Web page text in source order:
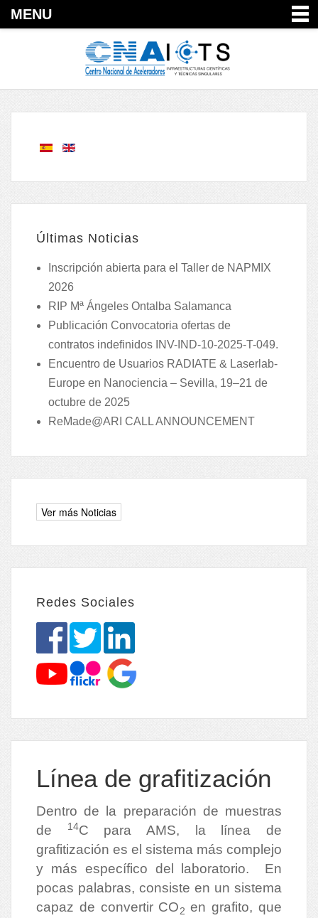
MENU
Últimas Noticias
Inscripción abierta para el Taller de NAPMIX
2026
RIP Mª Ángeles Ontalba Salamanca
Publicación Convocatoria ofertas de
contratos indefinidos INV-IND-10-2025-T-049.
Encuentro de Usuarios RADIATE & Laserlab-
Europe en Nanociencia – Sevilla, 19–21 de
octubre de 2025
ReMade@ARI CALL ANNOUNCEMENT
Redes Sociales
Línea de grafitización
Dentro de la preparación de muestras
de
14C para AMS, la línea de
grafitización es el sistema más complejo
y más específico del laboratorio. En
pocas palabras, consiste en un sistema
capaz de convertir CO2 en grafito, que